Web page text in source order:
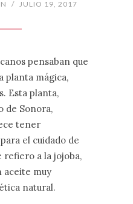
/ JULIO 19, 2017
pensaban que
planta mágica,
Esta planta,
de Sonora,
tener
el cuidado de
refiero a la jojoba,
aceite muy
natural.